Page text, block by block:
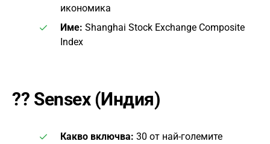
икономика
Име: Shanghai Stock Exchange Composite
Index
?? Sensex (Индия)
Какво включва: 30 от най-големите